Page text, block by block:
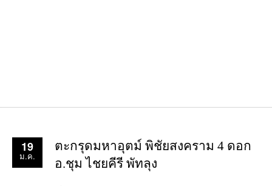
19
ม.ค.
ตะกรุดมหาอุตม์ พิชัยสงคราม 4 ดอก
อ.ชุม ไชยคีรี พัทลุง